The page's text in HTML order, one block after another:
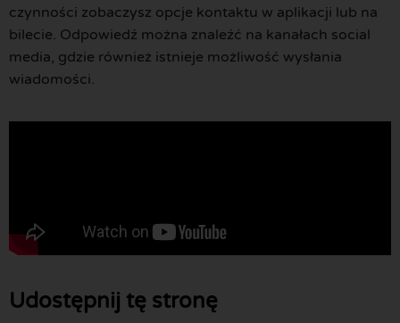
czynności zobaczysz opcje kontaktu w aplikacji lub na
bilecie. Odpowiedź można znaleźć na kanałach social
media, gdzie również istnieje możliwość wysłania
wiadomości.
Udostępnij tę stronę